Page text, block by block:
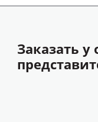
Заказать